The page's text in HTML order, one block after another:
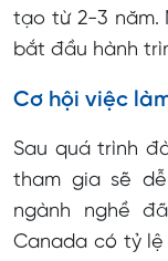
tạo từ 2-3 năm.
bắt đầu hành
Cơ hội việc
Sau quá trình
tham gia sẽ
ngành nghề
Canada có tỷ lệ